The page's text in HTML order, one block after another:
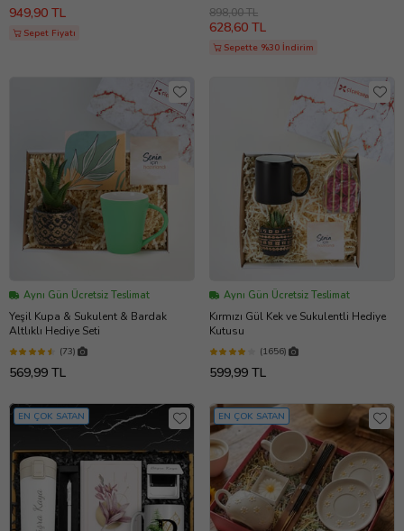
949,90 TL
Sepet Fiyatı
898,00 TL
628,60 TL
Sepette %30 İndirim
Aynı Gün Ücretsiz Teslimat
Yeşil Kupa & Sukulent & Bardak
Altlıklı Hediye Seti
(73)
569,99 TL
Aynı Gün Ücretsiz Teslimat
Kırmızı Gül Kek ve Sukulentli Hediye
Kutusu
(1656)
599,99 TL
EN ÇOK SATAN EN ÇOK SATAN